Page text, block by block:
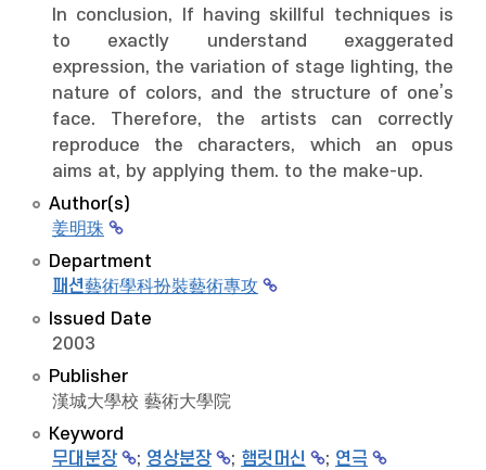
In conclusion, If having skillful techniques is
to exactly understand exaggerated
expression, the variation of stage lighting, the
nature of colors, and the structure of one’s
face. Therefore, the artists can correctly
reproduce the characters, which an opus
aims at, by applying them. to the make-up.
Author(s)
姜明珠
Department
패션藝術學科扮裝藝術專攻
Issued Date
2003
Publisher
漢城大學校 藝術大學院
Keyword
무대분장
; 영상분장 ; 햄릿머신 ; 연극